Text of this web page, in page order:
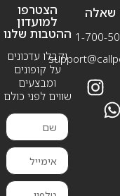
שאלה
1-700-
הצטרפו
למועדון
ההטבות שלנו
וקבלו עדכונים
על קופונים
ומבצעים
שווים לפני כולם